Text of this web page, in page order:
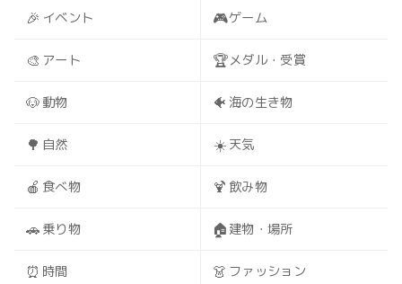
🎉 イベント 🎮ゲーム
🎨 アート 🏆メダル・受賞
🐶 動物 🐠 海の生き物
🌳 自然 ☀️ 天気
🍎 食べ物 🍹 飲み物
🚗 乗り物 🏠 建物・場所
⏰ 時間 👗 ファッション